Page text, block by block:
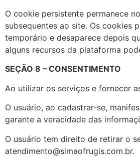
O cookie persistente permanece
subsequentes ao site. Os cookies
temporário e desaparece depois
alguns recursos da plataforma
SEÇÃO 8 – CONSENTIMENTO
Ao utilizar os serviços e fornecer
O usuário, ao cadastrar-se,
garante a veracidade das
O usuário tem direito de retirar o
atendimento@simaofrugis.com.br.